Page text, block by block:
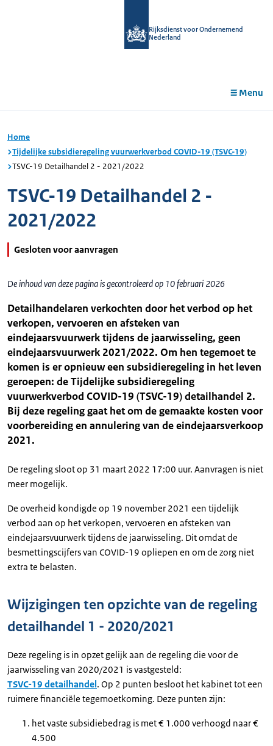
Rijksdienst voor Ondernemend
Nederland
Menu
Home
Tijdelijke subsidieregeling vuurwerkverbod COVID-19 (TSVC-19)
TSVC-19 Detailhandel 2 - 2021/2022
TSVC-19 Detailhandel 2 -
2021/2022
Gesloten voor aanvragen
De inhoud van deze pagina is gecontroleerd op 10 februari 2026
Detailhandelaren verkochten door het verbod op het
verkopen, vervoeren en afsteken van
eindejaarsvuurwerk tijdens de jaarwisseling, geen
eindejaarsvuurwerk 2021/2022. Om hen tegemoet te
komen is er opnieuw een subsidieregeling in het leven
geroepen: de Tijdelijke subsidieregeling
vuurwerkverbod COVID-19 (TSVC-19) detailhandel 2.
Bij deze regeling gaat het om de gemaakte kosten voor
voorbereiding en annulering van de eindejaarsverkoop
2021.
De regeling sloot op 31 maart 2022 17:00 uur. Aanvragen is niet
meer mogelijk.
De overheid kondigde op 19 november 2021 een tijdelijk
verbod aan op het verkopen, vervoeren en afsteken van
eindejaarsvuurwerk tijdens de jaarwisseling. Dit omdat de
besmettingscijfers van COVID-19 opliepen en om de zorg niet
extra te belasten.
Wijzigingen ten opzichte van de regeling
detailhandel 1 - 2020/2021
Deze regeling is in opzet gelijk aan de regeling die voor de
jaarwisseling van 2020/2021 is vastgesteld:
TSVC-19 detailhandel. Op 2 punten besloot het kabinet tot een
ruimere financiële tegemoetkoming. Deze punten zijn:
het vaste subsidiebedrag is met € 1.000 verhoogd naar €
4.500